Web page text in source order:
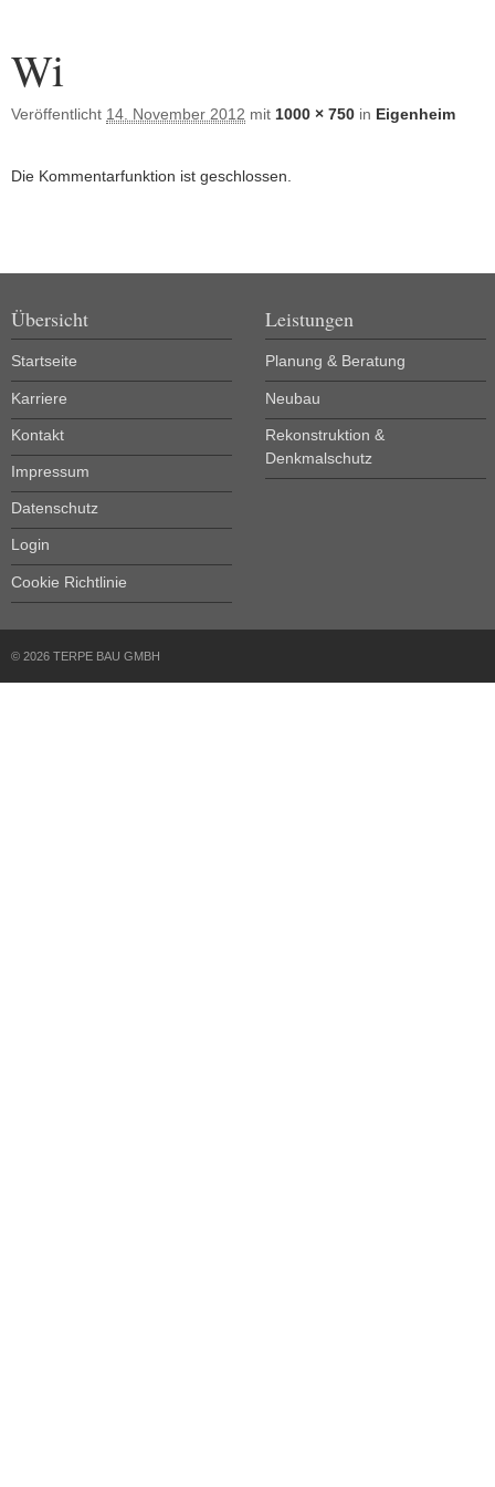
Wi
Veröffentlicht 14. November 2012 mit 1000 × 750 in Eigenheim
Die Kommentarfunktion ist geschlossen.
Übersicht
Startseite
Karriere
Kontakt
Impressum
Datenschutz
Login
Cookie Richtlinie
Leistungen
Planung & Beratung
Neubau
Rekonstruktion &
Denkmalschutz
© 2026 TERPE BAU GMBH